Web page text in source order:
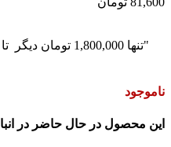
"تنها 1,800,000 تومان دیگر
ناموجود
این محصول در حال حاضر در